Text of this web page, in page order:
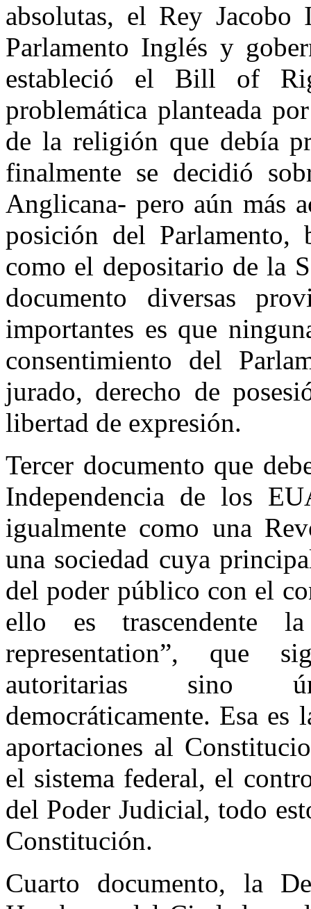
absolutas, el Rey
Parlamento Inglés y
estableció el Bill of
problemática planteada
de la religión que debía
finalmente se decidió
Anglicana- pero aún más
posición del Parlamento,
como el depositario de la
documento diversas
importantes es que
consentimiento del
jurado, derecho de
libertad de expresión.
Tercer documento que
Independencia de los
igualmente como una
una sociedad cuya
del poder público con el
ello es trascendente
representation”, que
autoritarias sino
democráticamente. Esa es
aportaciones al
el sistema federal, el
del Poder Judicial, todo
Constitución.
Cuarto documento, la